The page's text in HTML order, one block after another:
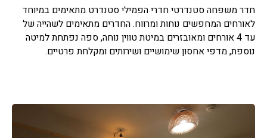
חדר משפחה סטנדרטי חדרי הפמילי סטנדרט מתאימים במיוחד
לאורחים המחפשים נוחות ומרווח. החדרים מתאימים לשהייה של
עד 4 אורחים ומאובזרים במיטת טווין נוחה, ספה נפתחת למיטה
נוספת, מדפי אחסון שימושיים ושירותים ומקלחת פרטיים.